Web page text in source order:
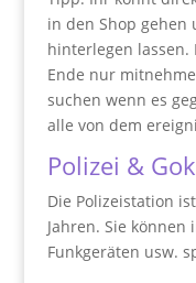
in den Shop
hinterlegen lassen.
Ende nur
suchen wenn es
alle von dem
Polizei &
Die Polizeistation
Jahren. Sie
Funkgeräten usw.